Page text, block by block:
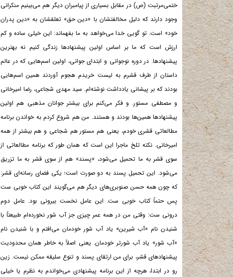
ختمی‌مرتبت (ص) در مقابل بسیاری از پیامبران دیگر هم می‌بینیم منکرانی
وجود دارند که دلیل مخالفتشان با «دین حق» تعلقشان به «دین پدران
خود» است. تو گویی خدا می‌خواهد به ما بفهماند: این خیلی ساده و کم
ارزش است که ما بر اساس اولین پیشنهادها زندگی کنیم نه بهترین
پیشنهادها. در دوره نوجوانی و ابتدای جوانی، اولین اسم‌هایی که در عالم
داستان از طرف قشرم به لیست خریدم هجوم آوردند همین اسم‌هایی
بودند که بر پیشانی یادداشت نوشته‌ام. سید مهدی شجاعی، رضا امیرخانی
و مصطفی مستور. و فکر می‌کنم برای بیشتر جوانان مذهبی هم اولین
پیشنهادها همین‌ها بودند و هستند. من هم شروع کردم به خواندن برنامه
مطالعاتی قشری خودم، یعنی هم مستور هم شجاعی و هم بیشتر از همه
امیرخانی. نکته تلخ ماجرا این است که همان طور که برنامه مطالعاتی از
سوی قشر به ما تحمیل می‌شود، «پسند» هم از سوی قشر به ما تزریق
می‌شود. این تحمیل پسند به دو صورت است؛ یکی فضای رسانه‌ای قشر:
که چون همه حسن صنوبری‌های دیگر هم می‌گویند این کتاب خوبی ست
پس حتماً کتاب خوبی ست. این عامل نخست بیرونی بود. عامل دوم
درونی ست: وقتی من در همه عمر چیزی جز آب شور نخورده‌ام طبیعتاً با
شنیدن نام «آب شیرین» یاد آب شور خودمان می‌افتم و با شنیدن نام
«آب شور» یاد آب شورتر خودمان. یعنی اصلاً به خاطر همان محدودیت
پیشنهادهای قشر، برای من ارتقای پسند و تنوع سلیقه ممکن نیست. زین
رو در ابتدا، هرچه از این برنامه پیشنهادی می‌خواندم به نظرم یا خیلی